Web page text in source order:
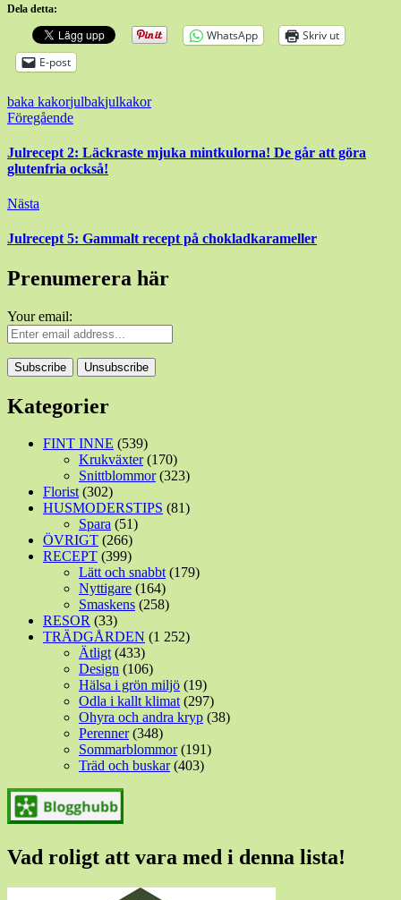
Dela detta:
WhatsApp
Skriv ut
E-post
baka kakorjulbakjulkakor
Inläggsnavigering
Föregående
Julrecept 2: Läckraste mjuka mintkulorna! De går att göra
glutenfria också!
Nästa
Julrecept 5: Gammalt recept på chokladkarameller
Prenumerera här
Your email:
Kategorier
FINT INNE (539)
Krukväxter(170)
Snittblommor(323)
Florist(302)
HUSMODERSTIPS (81)
Spara (51)
ÖVRIGT (266)
RECEPT (399)
Lätt och snabbt(179)
Nyttigare (164)
Smaskens (258)
RESOR (33)
TRÄDGÅRDEN (1 252)
Ätligt(433)
Design (106)
Hälsa i grön miljö (19)
Odla i kallt klimat(297)
Ohyra och andra kryp (38)
Perenner(348)
Sommarblommor(191)
Träd och buskar(403)
Vad roligt att vara med i denna lista!